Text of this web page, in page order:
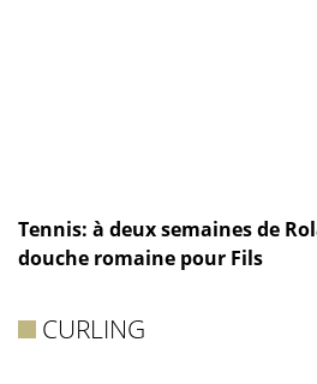
Tennis: à deux semaines de
douche romaine pour Fils
CURLING